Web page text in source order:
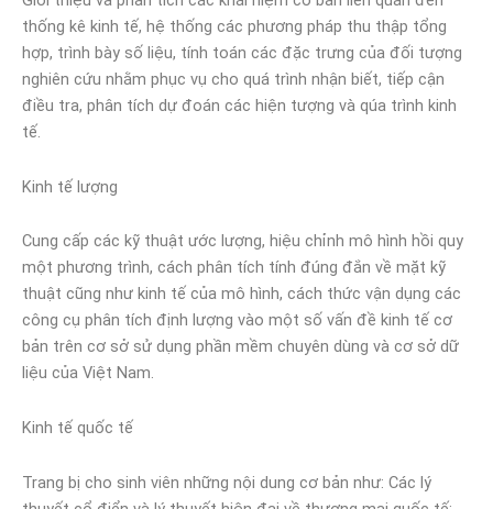
thống kê kinh tế, hệ thống các phương pháp thu thập tổng
hợp, trình bày số liệu, tính toán các đặc trưng của đối tượng
nghiên cứu nhằm phục vụ cho quá trình nhận biết, tiếp cận
điều tra, phân tích dự đoán các hiện tượng và qúa trình kinh
tế.
Kinh tế lượng
Cung cấp các kỹ thuật ước lượng, hiệu chỉnh mô hình hồi quy
một phương trình, cách phân tích tính đúng đắn về mặt kỹ
thuật cũng như kinh tế của mô hình, cách thức vận dụng các
công cụ phân tích định lượng vào một số vấn đề kinh tế cơ
bản trên cơ sở sử dụng phần mềm chuyên dùng và cơ sở dữ
liệu của Việt Nam.
Kinh tế quốc tế
Trang bị cho sinh viên những nội dung cơ bản như: Các lý